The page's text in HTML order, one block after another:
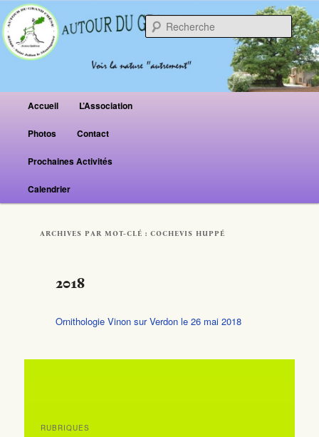
Menu principal
Aller au contenu principal
Aller au contenu secondaire
Accueil L’Association
Photos Contact
Prochaines Activités
Calendrier
ARCHIVES PAR MOT-CLÉ :COCHEVIS HUPPÉ
2018
Ornithologie Vinon sur Verdon le 26 mai 2018
RUBRIQUES